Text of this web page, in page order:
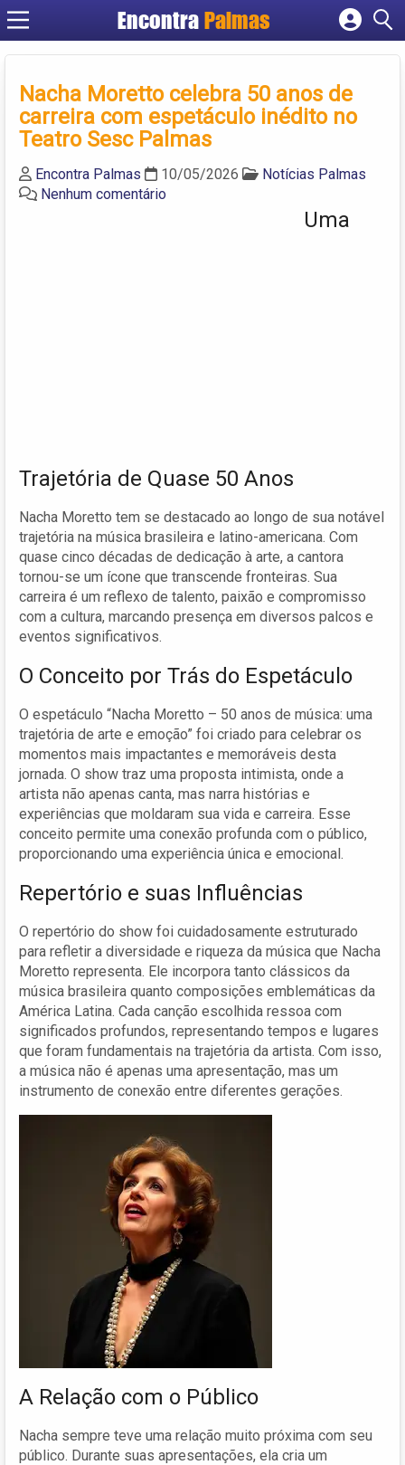
Encontra Palmas
Cadastrar empresa
Criar conta
Nacha Moretto celebra 50 anos de
carreira com espetáculo inédito no
Teatro Sesc Palmas
Encontra Palmas 10/05/2026
Notícias Palmas
Nenhum comentário
Uma
Trajetória de Quase 50 Anos
Nacha Moretto tem se destacado ao longo de sua notável
trajetória na música brasileira e latino-americana. Com
quase cinco décadas de dedicação à arte, a cantora
tornou-se um ícone que transcende fronteiras. Sua
carreira é um reflexo de talento, paixão e compromisso
com a cultura, marcando presença em diversos palcos e
eventos significativos.
O Conceito por Trás do Espetáculo
O espetáculo “Nacha Moretto – 50 anos de música: uma
trajetória de arte e emoção” foi criado para celebrar os
momentos mais impactantes e memoráveis desta
jornada. O show traz uma proposta intimista, onde a
artista não apenas canta, mas narra histórias e
experiências que moldaram sua vida e carreira. Esse
conceito permite uma conexão profunda com o público,
proporcionando uma experiência única e emocional.
Repertório e suas Influências
O repertório do show foi cuidadosamente estruturado
para refletir a diversidade e riqueza da música que Nacha
Moretto representa. Ele incorpora tanto clássicos da
música brasileira quanto composições emblemáticas da
América Latina. Cada canção escolhida ressoa com
significados profundos, representando tempos e lugares
que foram fundamentais na trajetória da artista. Com isso,
a música não é apenas uma apresentação, mas um
instrumento de conexão entre diferentes gerações.
A Relação com o Público
Nacha sempre teve uma relação muito próxima com seu
público. Durante suas apresentações, ela cria um